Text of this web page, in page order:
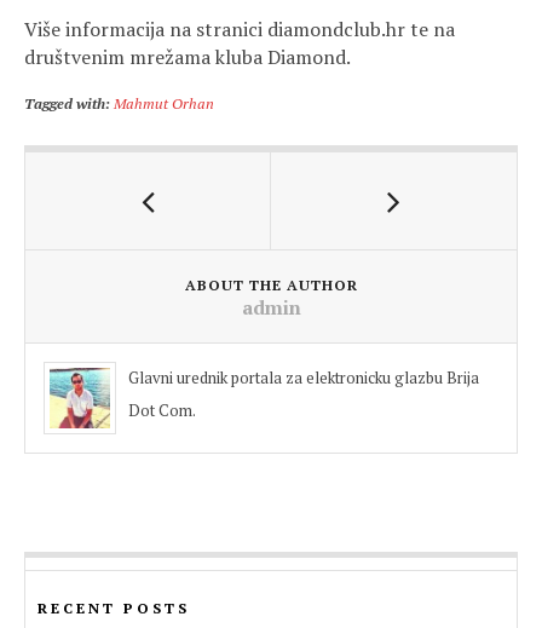
Više informacija na stranici diamondclub.hr te na
društvenim mrežama kluba Diamond.
Tagged with: Mahmut Orhan
ABOUT THE AUTHOR
admin
Glavni urednik portala za elektronicku glazbu Brija
Dot Com.
RECENT POSTS